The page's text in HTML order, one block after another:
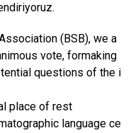
(BSB), we a
vote, formaking
questions of the i
place of rest
language ce